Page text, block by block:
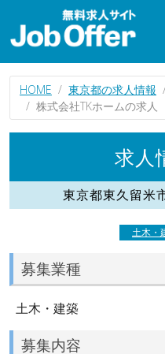
HOME 東京都の求人情報
株式会社TKホームの求人
求人
東京都東久留米
土木・
募集業種
土木・建築
募集内容